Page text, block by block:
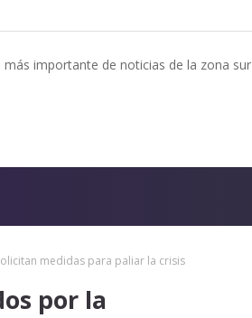
más importante de noticias de la zona sur
medidas para paliar la crisis
por la